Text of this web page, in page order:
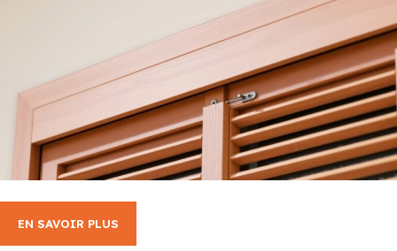
EN SAVOIR PLUS